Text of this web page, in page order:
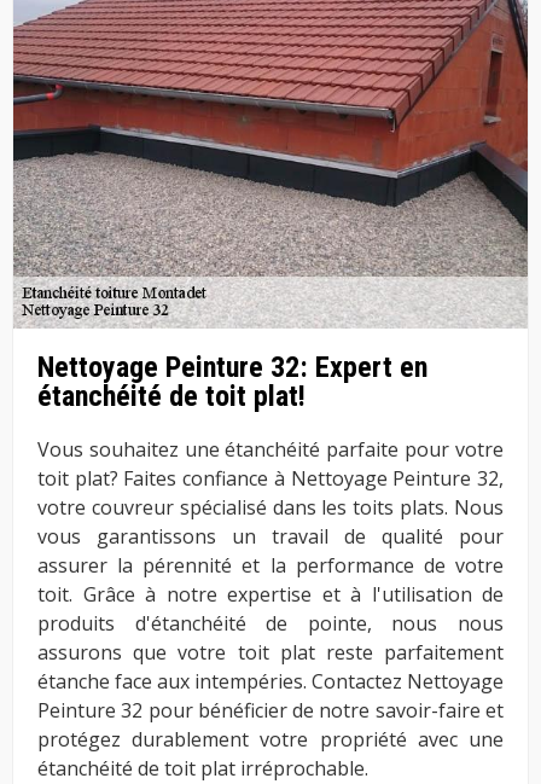
Nettoyage Peinture 32: Expert en
étanchéité de toit plat!
Vous souhaitez une étanchéité parfaite pour votre
toit plat? Faites confiance à Nettoyage Peinture 32,
votre couvreur spécialisé dans les toits plats. Nous
vous garantissons un travail de qualité pour
assurer la pérennité et la performance de votre
toit. Grâce à notre expertise et à l'utilisation de
produits d'étanchéité de pointe, nous nous
assurons que votre toit plat reste parfaitement
étanche face aux intempéries. Contactez Nettoyage
Peinture 32 pour bénéficier de notre savoir-faire et
protégez durablement votre propriété avec une
étanchéité de toit plat irréprochable.